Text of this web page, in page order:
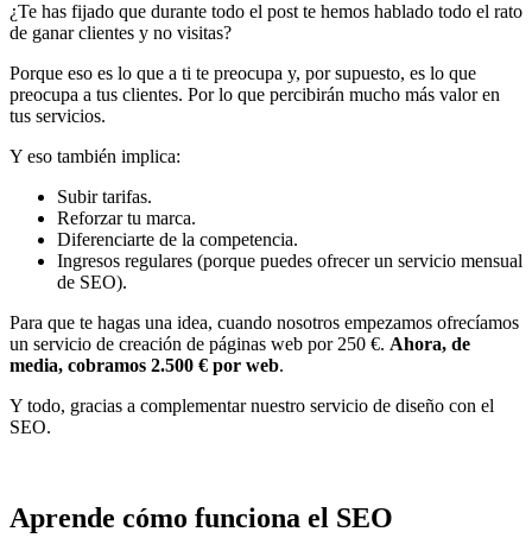
¿Te has fijado que durante todo el post te hemos hablado todo el rato
de ganar clientes y no visitas?
Porque eso es lo que a ti te preocupa y, por supuesto, es lo que
preocupa a tus clientes. Por lo que percibirán mucho más valor en
tus servicios.
Y eso también implica:
Subir tarifas.
Reforzar tu marca.
Diferenciarte de la competencia.
Ingresos regulares (porque puedes ofrecer un servicio mensual
de SEO).
Para que te hagas una idea, cuando nosotros empezamos ofrecíamos
un servicio de creación de páginas web por 250 €. Ahora, de
media, cobramos 2.500 € por web.
Y todo, gracias a complementar nuestro servicio de diseño con el
SEO.
Aprende cómo funciona el SEO